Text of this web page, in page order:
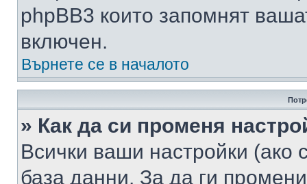
phpBB3 които запомнят
включен.
Върнете се в началото
» Как да си променя
Всички ваши настройки (ако
база данни. За да ги